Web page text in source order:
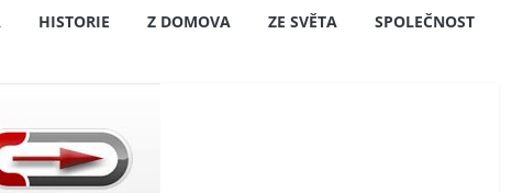
HISTORIE Z DOMOVA ZE SVĚTA SPOLEČNOST